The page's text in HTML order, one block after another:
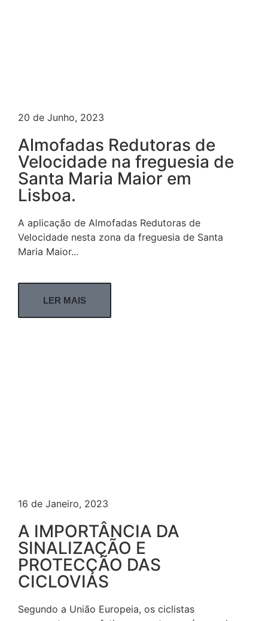
20 de Junho, 2023
Almofadas Redutoras de
Velocidade na freguesia de
Santa Maria Maior em
Lisboa.
A aplicação de Almofadas Redutoras de
Velocidade nesta zona da freguesia de Santa
Maria Maior...
LER MAIS
16 de Janeiro, 2023
A IMPORTÂNCIA DA
SINALIZAÇÃO E
PROTECÇÃO DAS
CICLOVIAS
Segundo a União Europeia, os ciclistas